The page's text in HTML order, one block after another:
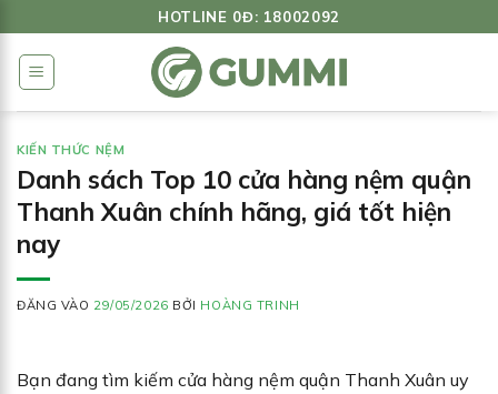
qua
dung
HOTLINE 0Đ: 18002092
KIẾN THỨC NỆM
Danh sách Top 10 cửa hàng nệm quận
Thanh Xuân chính hãng, giá tốt hiện
nay
ĐĂNG VÀO 29/05/2026 BỞI HOÀNG TRINH
Bạn đang tìm kiếm cửa hàng nệm quận Thanh Xuân uy